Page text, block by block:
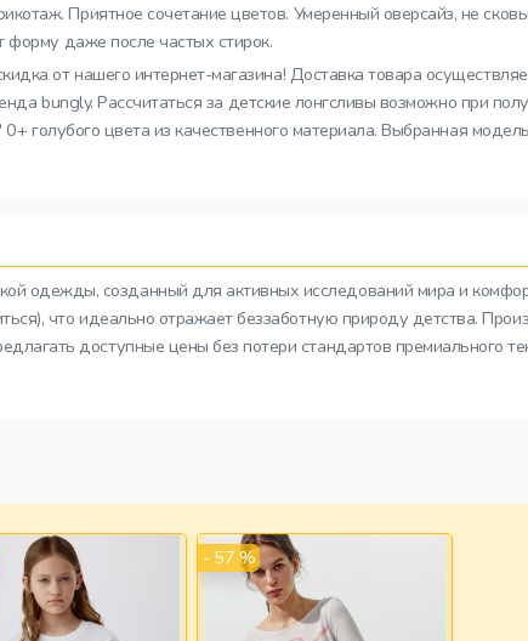
Приятное сочетание цветов. Умеренный оверсайз, не
форму даже после частых стирок.
от нашего интернет-магазина! Доставка товара
bungly. Рассчитаться за детские лонгсливы возможно при
голубого цвета из качественного материала. Выбранная
одежды, созданный для активных исследований мира и
что идеально отражает беззаботную природу детства.
доступные цены без потери стандартов премиального
- 57 %